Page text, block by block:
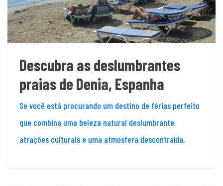
Descubra as deslumbrantes
praias de Denia, Espanha
Se você está procurando um destino de férias perfeito
que combina uma beleza natural deslumbrante,
atrações culturais e uma atmosfera descontraída,